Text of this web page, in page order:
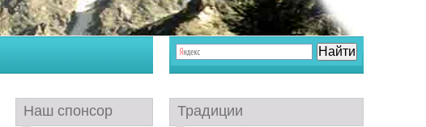
Наш спонсор Традиции